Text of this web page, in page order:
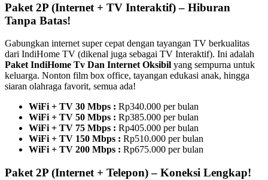
Paket 2P (Internet + TV Interaktif) – Hiburan
Tanpa Batas!
Gabungkan internet super cepat dengan tayangan TV berkualitas
dari IndiHome TV (dikenal juga sebagai TV Interaktif). Ini adalah
Paket IndiHome Tv Dan Internet Oksibil yang sempurna untuk
keluarga. Nonton film box office, tayangan edukasi anak, hingga
siaran olahraga favorit, semua ada!
WiFi + TV 30 Mbps : Rp340.000 per bulan
WiFi + TV 50 Mbps : Rp385.000 per bulan
WiFi + TV 75 Mbps : Rp405.000 per bulan
WiFi + TV 150 Mbps : Rp510.000 per bulan
WiFi + TV 200 Mbps : Rp675.000 per bulan
Paket 2P (Internet + Telepon) – Koneksi Lengkap!